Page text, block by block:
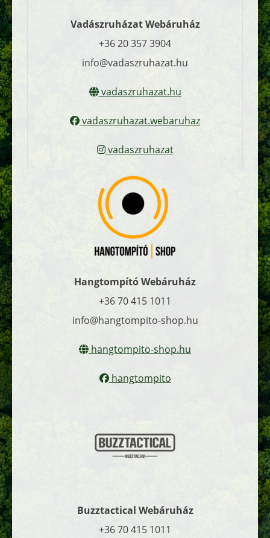
Vadászruházat Webáruház
+36 20 357 3904
info@vadaszruhazat.hu
vadaszruhazat.hu
vadaszruhazat.webaruhaz
vadaszruhazat
Hangtompító Webáruház
+36 70 415 1011
info@hangtompito-shop.hu
hangtompito-shop.hu
hangtompito
Buzztactical Webáruház
+36 70 415 1011